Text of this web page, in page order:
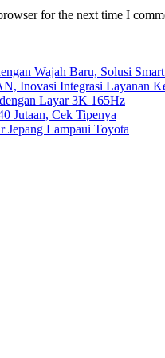
for the next time I
Wajah Baru, Solusi
Inovasi Integrasi Layanan
Layar 3K 165Hz
Jutaan, Cek Tipenya
Jepang Lampaui Toyota